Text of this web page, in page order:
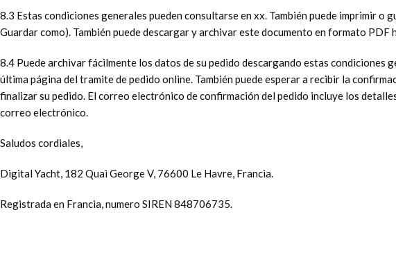
8.3 Estas condiciones generales pueden consultarse en xx. También puede imprimir
Guardar como). También puede descargar y archivar este documento en formato
8.4 Puede archivar fácilmente los datos de su pedido descargando estas condiciones
última página del tramite de pedido online. También puede esperar a recibir la
finalizar su pedido. El correo electrónico de confirmación del pedido incluye los
correo electrónico.
Saludos cordiales,
Digital Yacht, 182 Quai George V, 76600 Le Havre, Francia.
Registrada en Francia, numero SIREN 848706735.